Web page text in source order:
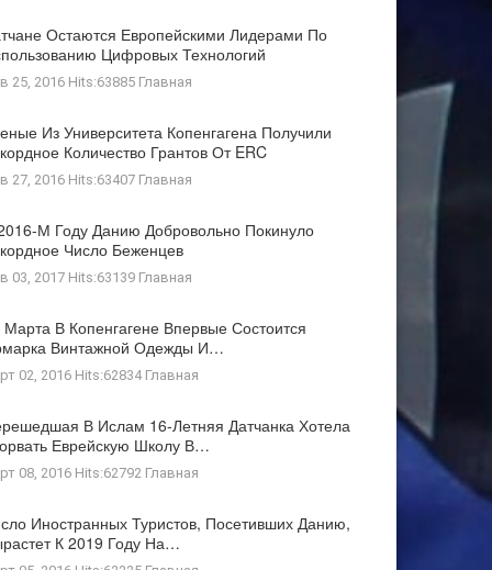
Остаются Европейскими Лидерами По
Цифровых Технологий
25, 2016 Hits:63885 Главная
Из Университета Копенгагена Получили
Количество Грантов От ERC
27, 2016 Hits:63407 Главная
М Году Данию Добровольно Покинуло
Число Беженцев
03, 2017 Hits:63139 Главная
Марта В Копенгагене Впервые Состоится
Винтажной Одежды И…
02, 2016 Hits:62834 Главная
В Ислам 16-Летняя Датчанка Хотела
Еврейскую Школу В…
08, 2016 Hits:62792 Главная
Иностранных Туристов, Посетивших Данию,
К 2019 Году На…